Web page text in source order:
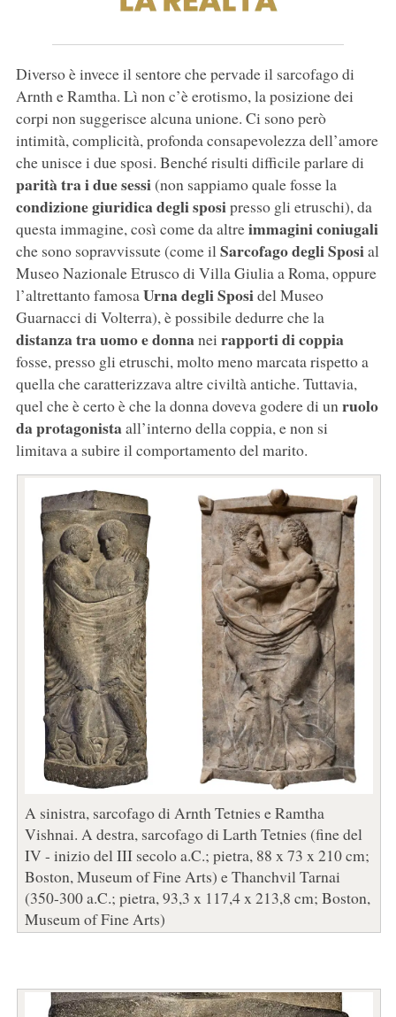
Diverso è invece il sentore che pervade il sarcofago di
Arnth e Ramtha. Lì non c’è erotismo, la posizione dei
corpi non suggerisce alcuna unione. Ci sono però
intimità, complicità, profonda consapevolezza dell’amore
che unisce i due sposi. Benché risulti difficile parlare di
parità tra i due sessi(non sappiamo quale fosse la
condizione giuridica degli sposipresso gli etruschi), da
questa immagine, così come da altreimmagini coniugali
che sono sopravvissute (come ilSarcofago degli Sposial
Museo Nazionale Etrusco di Villa Giulia a Roma, oppure
l’altrettanto famosaUrna degli Sposidel Museo
Guarnacci di Volterra), è possibile dedurre che la
distanza tra uomo e donnanei rapporti di coppia
fosse, presso gli etruschi, molto meno marcata rispetto a
quella che caratterizzava altre civiltà antiche. Tuttavia,
quel che è certo è che la donna doveva godere di unruolo
da protagonistaall’interno della coppia, e non si
limitava a subire il comportamento del marito.
A sinistra, sarcofago di Arnth Tetnies e Ramtha
Vishnai. A destra, sarcofago di Larth Tetnies (fine del
IV - inizio del III secolo a.C.; pietra, 88 x 73 x 210 cm;
Boston, Museum of Fine Arts) e Thanchvil Tarnai
(350-300 a.C.; pietra, 93,3 x 117,4 x 213,8 cm; Boston,
Museum of Fine Arts)